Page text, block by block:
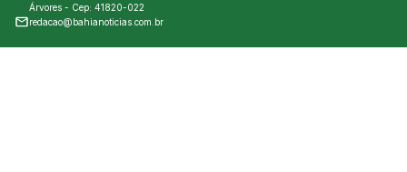
Árvores - Cep: 41820-022
redacao@bahianoticias.com.br